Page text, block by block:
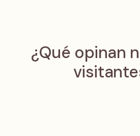
¿Qué opinan